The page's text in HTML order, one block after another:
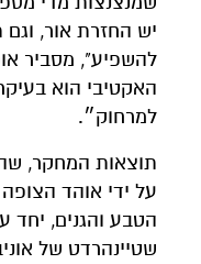
יש החזרת אור, וגם
להשפיע", מסביר
האקטיבי הוא
למרחוק״.
תוצאות המחקר,
על ידי אוהד
הטבע והגנים, יחד
שטיינהרדט של